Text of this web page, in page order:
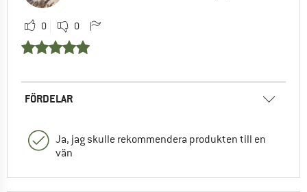
0 0
FÖRDELAR
Ja, jag skulle rekommendera produkten till en
vän